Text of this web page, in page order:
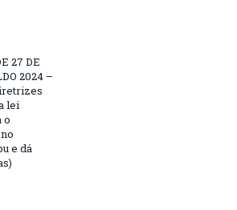
27 DE
2024 –
lei
o
e dá